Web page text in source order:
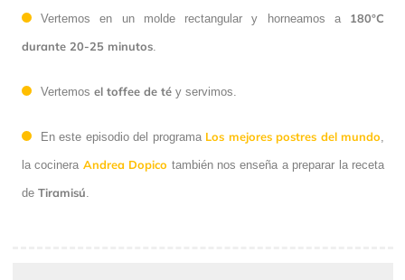
Vertemos en un molde rectangular y horneamos a 180°C
durante 20-25 minutos.
Vertemos el toffee de té y servimos.
En este episodio del programa Los mejores postres del mundo,
la cocinera Andrea Dopico también nos enseña a preparar la receta
de Tiramisú.